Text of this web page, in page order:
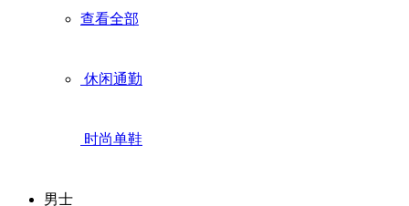
查看全部
休闲通勤
时尚单鞋
男士